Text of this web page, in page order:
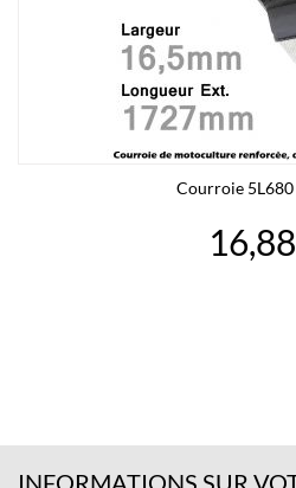
Courroie 5L680
INFORMATIONS SUR